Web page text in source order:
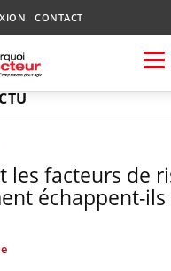
CONTACT
les facteurs de
échappent-ils